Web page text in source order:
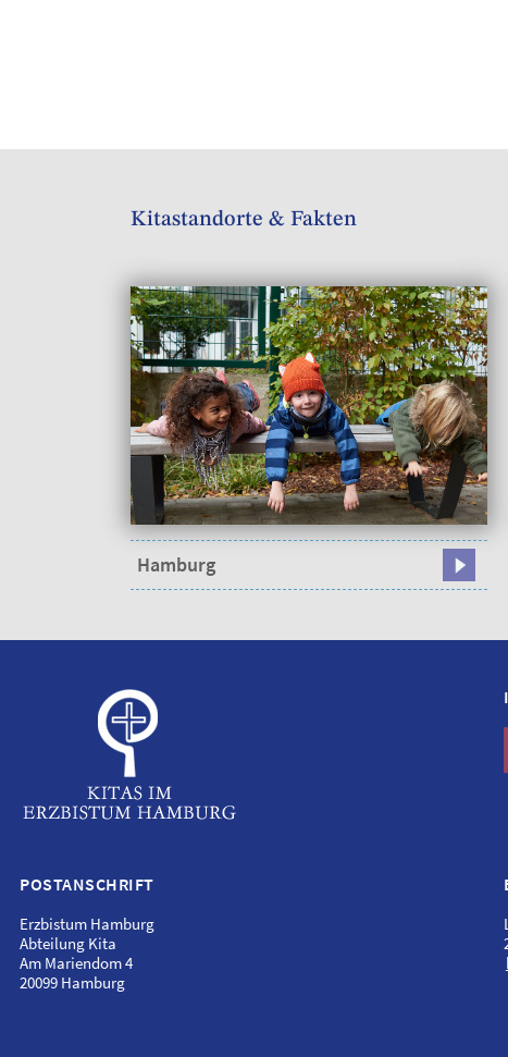
Kitastandorte & Fakten
Hamburg
POSTANSCHRIFT
Erzbistum Hamburg
Abteilung Kita
Am Mariendom 4
20099 Hamburg